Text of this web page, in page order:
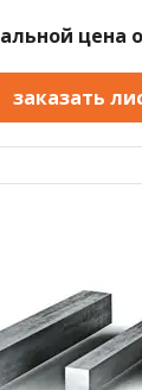
цена
заказать